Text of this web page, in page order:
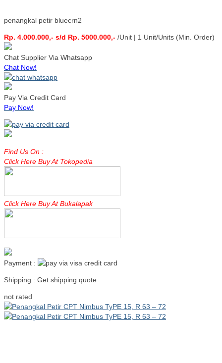
penangkal petir bluecrn2
Rp. 4.000.000,- s/d Rp. 5000.000,- /Unit | 1 Unit/Units (Min. Order)
Chat Supplier Via Whatsapp
Chat Now!
Pay Via Credit Card
Pay Now!
Find Us On :
Click Here Buy At Tokopedia
Click Here Buy At Bukalapak
Payment :
Shipping : Get shipping quote
not rated